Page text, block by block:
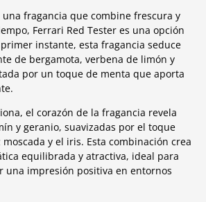
una fragancia que combine frescura y
Ferrari Red Tester es una opción
instante, esta fragancia seduce
de bergamota, verbena de limón y
por un toque de menta que aporta
el corazón de la fragancia revela
y geranio, suavizadas por el toque
y el iris. Esta combinación crea
equilibrada y atractiva, ideal para
una impresión positiva en entornos